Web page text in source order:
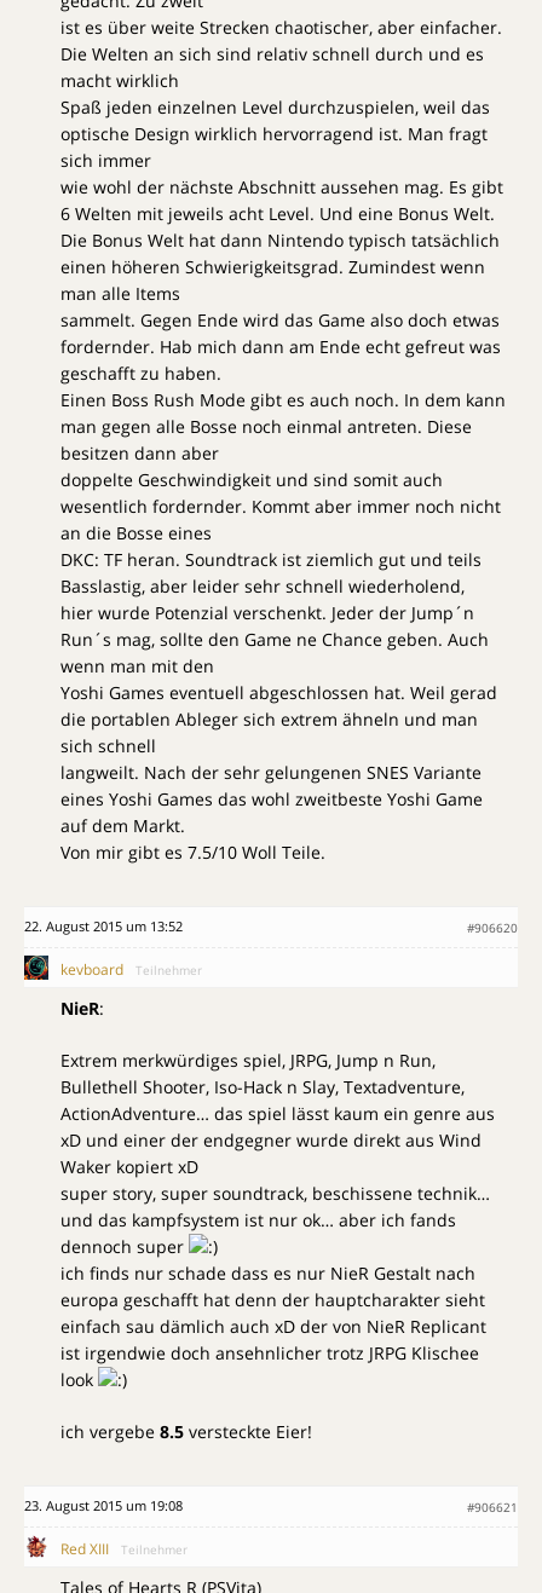
ist es über weite Strecken chaotischer, aber einfacher.
Die Welten an sich sind relativ schnell durch und es
macht wirklich
Spaß jeden einzelnen Level durchzuspielen, weil das
optische Design wirklich hervorragend ist. Man fragt
sich immer
wie wohl der nächste Abschnitt aussehen mag. Es gibt
6 Welten mit jeweils acht Level. Und eine Bonus Welt.
Die Bonus Welt hat dann Nintendo typisch tatsächlich
einen höheren Schwierigkeitsgrad. Zumindest wenn
man alle Items
sammelt. Gegen Ende wird das Game also doch etwas
fordernder. Hab mich dann am Ende echt gefreut was
geschafft zu haben.
Einen Boss Rush Mode gibt es auch noch. In dem kann
man gegen alle Bosse noch einmal antreten. Diese
besitzen dann aber
doppelte Geschwindigkeit und sind somit auch
wesentlich fordernder. Kommt aber immer noch nicht
an die Bosse eines
DKC: TF heran. Soundtrack ist ziemlich gut und teils
Basslastig, aber leider sehr schnell wiederholend,
hier wurde Potenzial verschenkt. Jeder der Jump´n
Run´s mag, sollte den Game ne Chance geben. Auch
wenn man mit den
Yoshi Games eventuell abgeschlossen hat. Weil gerad
die portablen Ableger sich extrem ähneln und man
sich schnell
langweilt. Nach der sehr gelungenen SNES Variante
eines Yoshi Games das wohl zweitbeste Yoshi Game
auf dem Markt.
Von mir gibt es 7.5/10 Woll Teile.
22. August 2015 um 13:52 #906620
kevboard Teilnehmer
NieR:
Extrem merkwürdiges spiel, JRPG, Jump n Run,
Bullethell Shooter, Iso-Hack n Slay, Textadventure,
ActionAdventure… das spiel lässt kaum ein genre aus
xD und einer der endgegner wurde direkt aus Wind
Waker kopiert xD
super story, super soundtrack, beschissene technik…
und das kampfsystem ist nur ok… aber ich fands
dennoch super
ich finds nur schade dass es nur NieR Gestalt nach
europa geschafft hat denn der hauptcharakter sieht
einfach sau dämlich auch xD der von NieR Replicant
ist irgendwie doch ansehnlicher trotz JRPG Klischee
look
ich vergebe 8.5 versteckte Eier!
23. August 2015 um 19:08 #906621
Red XIII Teilnehmer
Tales of Hearts R (PSVita)